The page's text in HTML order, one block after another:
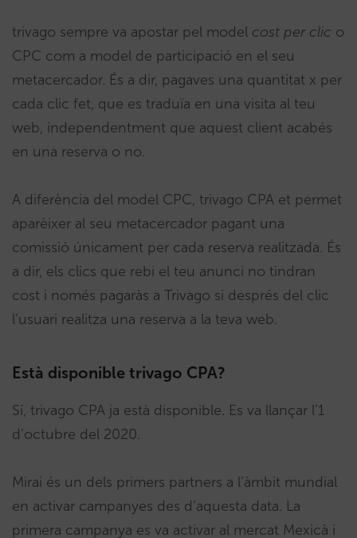
trivago sempre va apostar pel model cost per clic o
CPC com a model de participació en el seu
metacercador. És a dir, pagaves una quantitat x per
cada clic fet, que es traduïa en una visita al teu
web, independentment que aquest client acabés
en una reserva o no.
A diferència del model CPC, trivago CPA et permet
aparèixer al seu metacercador pagant una
comissió únicament per cada reserva realitzada. És
a dir, els clics que rebi el teu anunci no tindran
cost i només pagaràs a Trivago si després del clic
l’usuari realitza una reserva a la teva web.
Està disponible trivago CPA?
Sí, trivago CPA ja està disponible. Es va llançar l’1
d’octubre del 2020.
Mirai és un dels primers partners a l’àmbit mundial
en activar campanyes des d’aquesta data. La
primera campanya es va activar al mercat Mexicà i